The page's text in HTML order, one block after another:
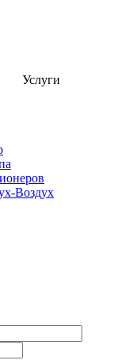
Услуги
Воздух